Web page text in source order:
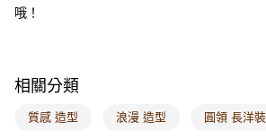
海外配送-港/澳/新/馬/泰國專屬
海外配送-歐美地區
哦！
相關分類
質感 造型 浪漫 造型 圓領 長洋裝